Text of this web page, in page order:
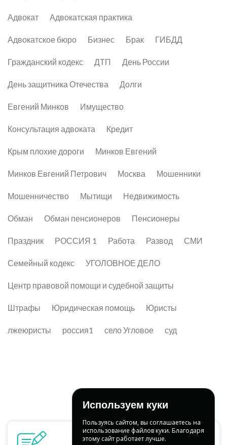
Адвокат Адвокатская практика
Адвокатское бюро Бизнес Брак ГИБДД
Гражданский кодекс ДТП День России
День защитника Отечества Долги
Евгений Минков Имущество
Консультация адвоката Кредит
Крым плохие дороги Минков Евгений
Минков Евгений Петрович Москва Мошенники
Мошенничество Мытищи Недвижимость
Обман Обман пенсионеров Пенсионеры
Праздник РОССИЯ 1 Работа Развод СМИ
Семейный кодекс УГОЛОВНОЕ ДЕЛО
Центр правовой помощи и судебной защиты
Штрафы Юридическая помощь Юристы
лжеюристы россия1 село Угловое суд
Используем куки
Пользуясь сайтом, вы соглашаетесь на
использование файлов куки. Благодаря
этому сайт работает лучше.